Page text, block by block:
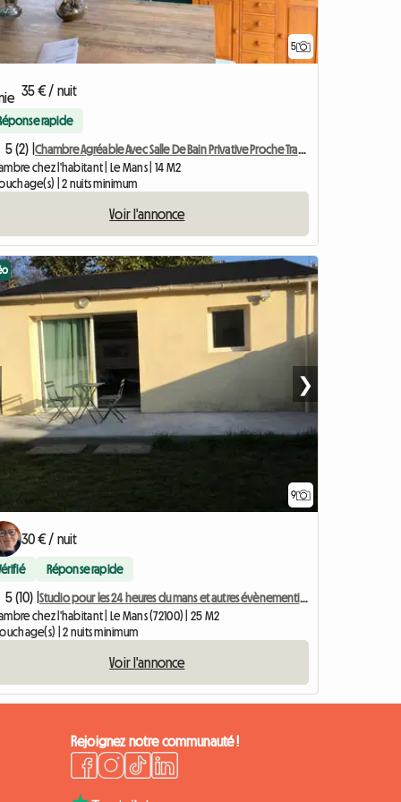
5
35 € / nuit
rapide
5 (2) |
Chambre Agréable Avec Salle De Bain Privative Proche Tram Et
chez l'habitant | Le Mans | 14 M2
| 2 nuits minimum
Voir l'annonce
9
❯
30 € / nuit
Réponse rapide
5 (10) |
Studio pour les 24 heures du mans et autres évènementiels
chez l'habitant | Le Mans (72100) | 25 M2
| 2 nuits minimum
Voir l'annonce
Rejoignez notre communauté !